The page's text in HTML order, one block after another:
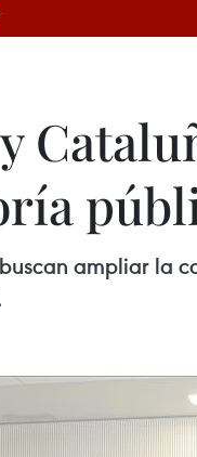
ampliar la